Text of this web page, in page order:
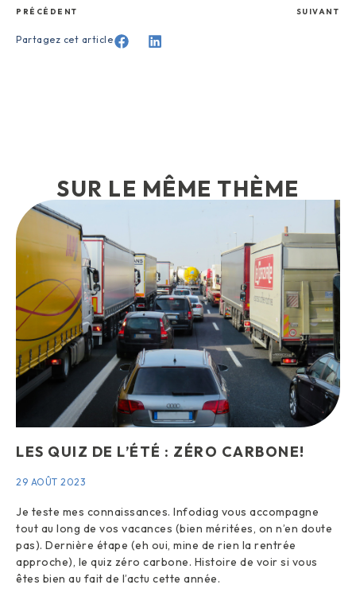
PRÉCÉDENT SUIVANT
Partagez cet article
SUR LE MÊME THÈME
LES QUIZ DE L’ÉTÉ : ZÉRO CARBONE!
29 AOÛT 2023
Je teste mes connaissances. Infodiag vous accompagne
tout au long de vos vacances (bien méritées, on n’en doute
pas). Dernière étape (eh oui, mine de rien la rentrée
approche), le quiz zéro carbone. Histoire de voir si vous
êtes bien au fait de l’actu cette année.